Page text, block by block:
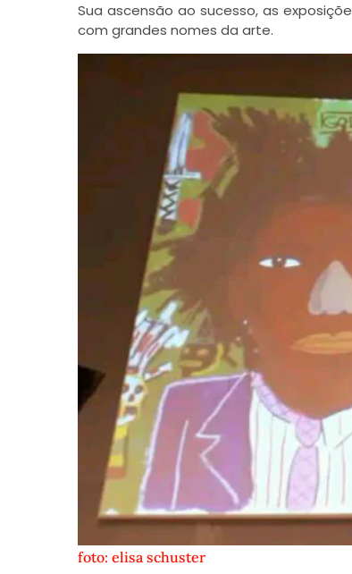
Sua ascensão ao sucesso, as
com grandes nomes da arte.
foto: elisa schuster